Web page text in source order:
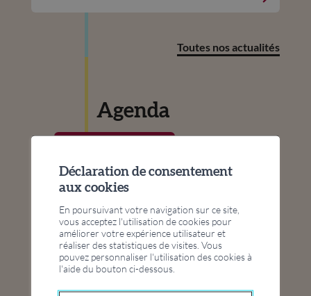
Toutes nos actualités
Agenda
10 ans de Prév’Ardon
Déclaration de consentement
aux cookies
En poursuivant votre navigation sur ce site,
vous acceptez l'utilisation de cookies pour
améliorer votre expérience utilisateur et
réaliser des statistiques de visites. Vous
pouvez personnaliser l'utilisation des cookies à
l'aide du bouton ci-dessous.